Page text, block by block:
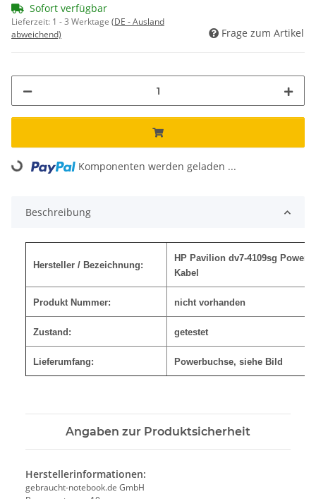
Sofort verfügbar
Lieferzeit: 1 - 3 Werktage (DE - Ausland
abweichend)
Frage zum Artikel
Loading... Komponenten werden geladen ...
Beschreibung
Hersteller / Bezeichnung:
HP Pavilion dv7-4109sg
Kabel
Produkt Nummer: nicht vorhanden
Zustand: getestet
Lieferumfang: Powerbuchse, siehe Bild
Angaben zur Produktsicherheit
Herstellerinformationen:
gebraucht-notebook.de GmbH